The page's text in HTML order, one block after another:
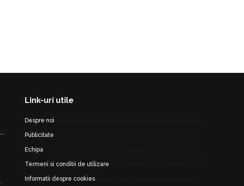
Link-uri utile
Despre noi
Publicitate
Echipa
Termeni si conditii de utilizare
Informatii despre cookies